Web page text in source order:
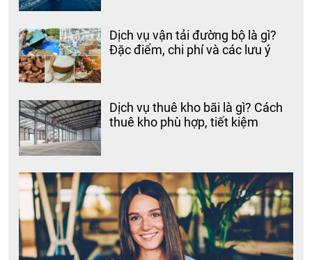
Dịch vụ vận tải đường bộ là gì?
Đặc điểm, chi phí và các lưu ý
Dịch vụ thuê kho bãi là gì? Cách
thuê kho phù hợp, tiết kiệm